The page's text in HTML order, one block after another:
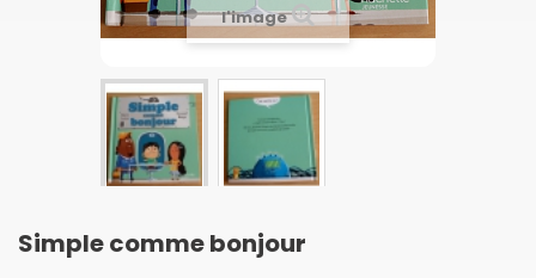
l'image
Simple comme bonjour